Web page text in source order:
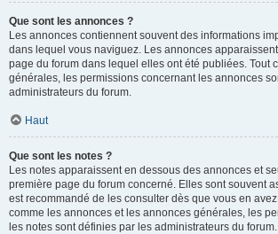
Que sont les annonces ?
Les annonces contiennent souvent des informations
dans lequel vous naviguez. Les annonces
page du forum dans lequel elles ont été publiées. Tout
générales, les permissions concernant les annonces
administrateurs du forum.
Haut
Que sont les notes ?
Les notes apparaissent en dessous des annonces et
première page du forum concerné. Elles sont souvent
est recommandé de les consulter dès que vous en
comme les annonces et les annonces générales, les
les notes sont définies par les administrateurs du forum.